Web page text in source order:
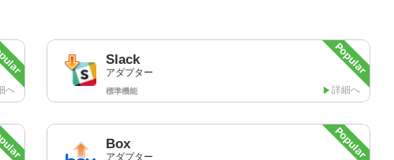
へ
Slack
アダプター
詳細へ
標準機能
Box
アダプター